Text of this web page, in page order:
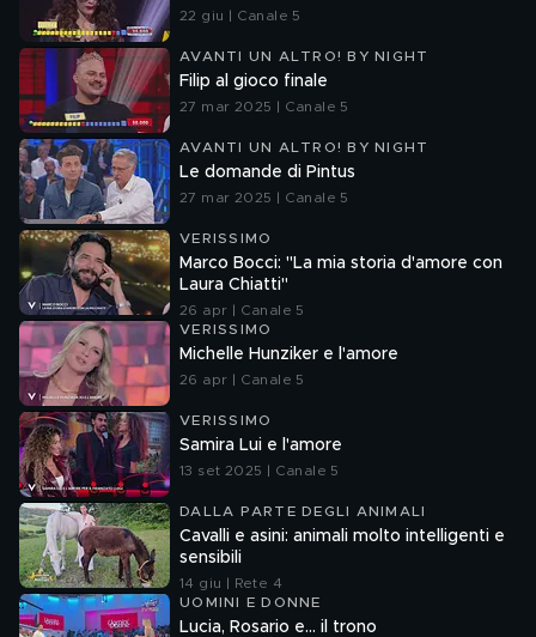
22 giu | Canale 5
AVANTI UN ALTRO! BY NIGHT
Filip al gioco finale
27 mar 2025 | Canale 5
AVANTI UN ALTRO! BY NIGHT
Le domande di Pintus
27 mar 2025 | Canale 5
VERISSIMO
Marco Bocci: "La mia storia d'amore con
Laura Chiatti"
26 apr | Canale 5
VERISSIMO
Michelle Hunziker e l'amore
26 apr | Canale 5
VERISSIMO
Samira Lui e l'amore
13 set 2025 | Canale 5
DALLA PARTE DEGLI ANIMALI
Cavalli e asini: animali molto intelligenti e
sensibili
14 giu | Rete 4
UOMINI E DONNE
Lucia, Rosario e... il trono